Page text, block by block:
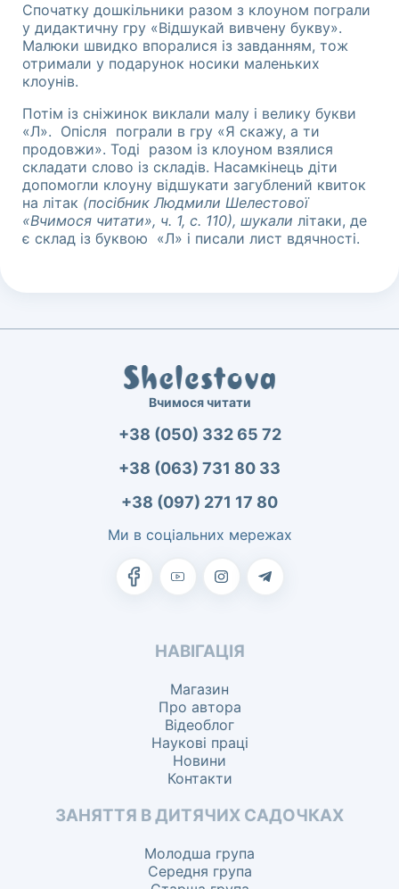
Спочатку дошкільники разом з клоуном пограли
у дидактичну гру «Відшукай вивчену букву».
Малюки швидко впоралися із завданням, тож
отримали у подарунок носики маленьких
клоунів.
Потім із сніжинок виклали малу і велику букви
«Л». Опісля пограли в гру «Я скажу, а ти
продовжи». Тоді разом із клоуном взялися
складати слово із складів. Насамкінець діти
допомогли клоуну відшукати загублений квиток
на літак (посібник Людмили Шелестової
«Вчимося читати», ч. 1, с. 110), шукали літаки, де
є склад із буквою «Л» і писали лист вдячності.
Вчимося читати
+38 (050) 332 65 72
+38 (063) 731 80 33
+38 (097) 271 17 80
Ми в соціальних мережах
НАВІГАЦІЯ
Магазин
Про автора
Відеоблог
Наукові праці
Новини
Контакти
ЗАНЯТТЯ В ДИТЯЧИХ САДОЧКАХ
Молодша група
Середня група